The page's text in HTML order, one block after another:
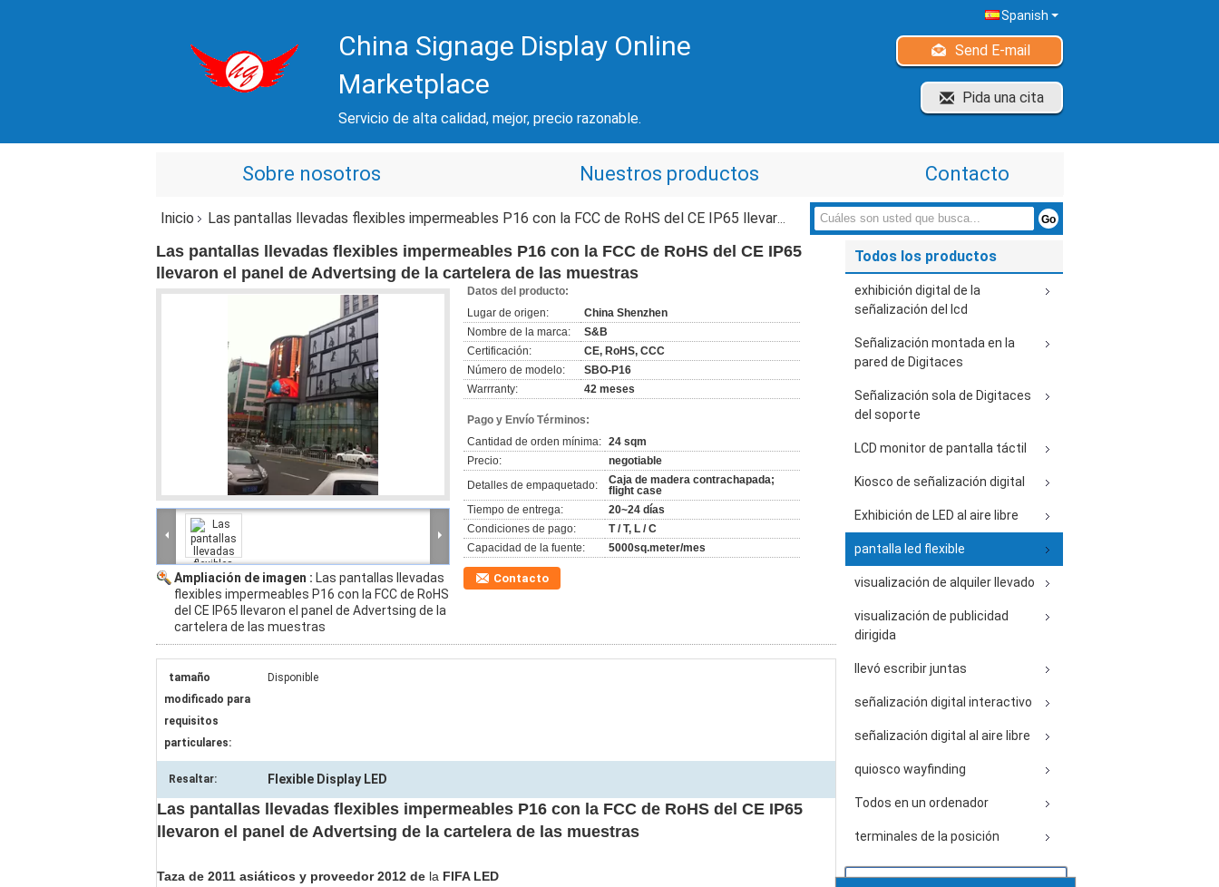
China Signage Display Online
Marketplace
Servicio de alta calidad, mejor, precio razonable.
Spanish
Send E-mail
Pida una cita
Sobre nosotros Nuestros productos Contacto
Inicio Las pantallas llevadas flexibles impermeables P16 con la FCC de RoHS del CE IP65 llevaron el panel de Advertsing de la cartelera de las muestras
Las pantallas llevadas flexibles impermeables P16 con la FCC de RoHS del CE IP65
llevaron el panel de Advertsing de la cartelera de las muestras
Ampliación de imagen : Las pantallas llevadas
flexibles impermeables P16 con la FCC de RoHS
del CE IP65 llevaron el panel de Advertsing de la
cartelera de las muestras
Datos del producto:
Lugar de origen:
China Shenzhen
Nombre de la marca:
S&B
Certificación:
CE, RoHS, CCC
Número de modelo:
SBO-P16
Warrranty:
42 meses
Pago y Envío Términos:
Cantidad de orden mínima: 24 sqm
Precio:
negotiable
Detalles de empaquetado:
Caja de madera contrachapada;
flight case
Tiempo de entrega:
20~24 días
Condiciones de pago:
T / T, L / C
Capacidad de la fuente:
5000sq.meter/mes
Contacto
tamaño
modificado para
requisitos
particulares:
Disponible
Resaltar: Flexible Display LED
Las pantallas llevadas flexibles impermeables P16 con la FCC de RoHS del CE IP65
llevaron el panel de Advertsing de la cartelera de las muestras
Taza de 2011 asiáticos y proveedor 2012 de la FIFA LED
Todos los productos
exhibición digital de la
señalización del lcd
Señalización montada en la
pared de Digitaces
Señalización sola de Digitaces
del soporte
LCD monitor de pantalla táctil
Kiosco de señalización digital
Exhibición de LED al aire libre
pantalla led flexible
visualización de alquiler llevado
visualización de publicidad
dirigida
llevó escribir juntas
señalización digital interactivo
señalización digital al aire libre
quiosco wayfinding
Todos en un ordenador
terminales de la posición